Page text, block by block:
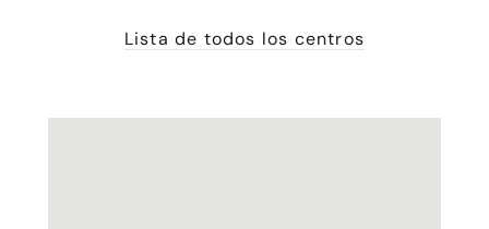
Lista de todos los centros